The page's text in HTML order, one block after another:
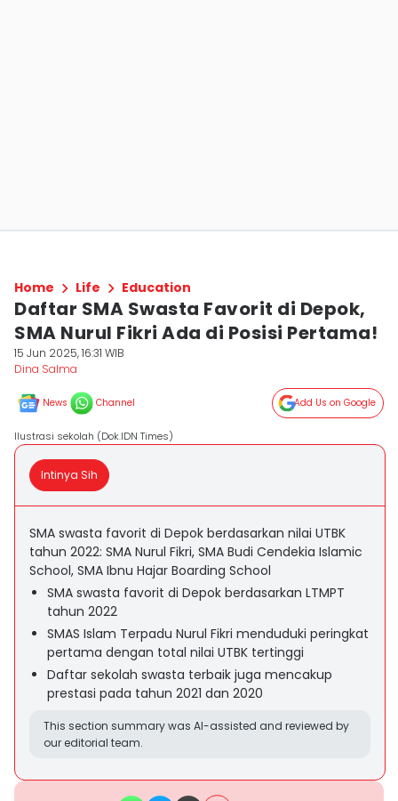
Home Life Education
Daftar SMA Swasta Favorit di Depok,
SMA Nurul Fikri Ada di Posisi Pertama!
15 Jun 2025, 16:31 WIB
Dina Salma
News Channel Add Us on Google
Ilustrasi sekolah (Dok.IDN Times)
Intinya Sih
SMA swasta favorit di Depok berdasarkan nilai UTBK
tahun 2022: SMA Nurul Fikri, SMA Budi Cendekia Islamic
School, SMA Ibnu Hajar Boarding School
SMA swasta favorit di Depok berdasarkan LTMPT
tahun 2022
SMAS Islam Terpadu Nurul Fikri menduduki peringkat
pertama dengan total nilai UTBK tertinggi
Daftar sekolah swasta terbaik juga mencakup
prestasi pada tahun 2021 dan 2020
This section summary was AI-assisted and reviewed by
our editorial team.